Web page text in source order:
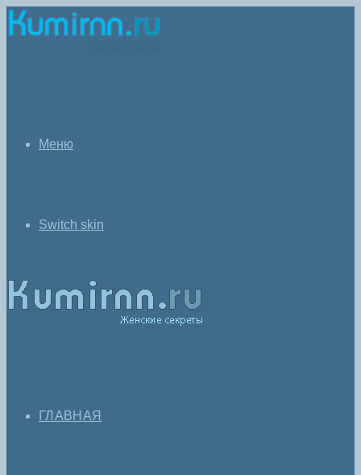
Меню
Switch skin
ГЛАВНАЯ